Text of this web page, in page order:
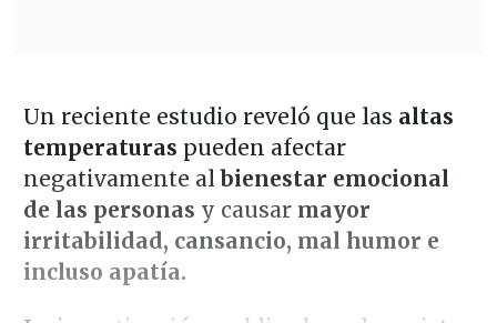
Un reciente estudio reveló que las altas
temperaturas pueden afectar
negativamente albienestar emocional
de las personas y causar mayor
irritabilidad, cansancio, mal humor e
incluso apatía.